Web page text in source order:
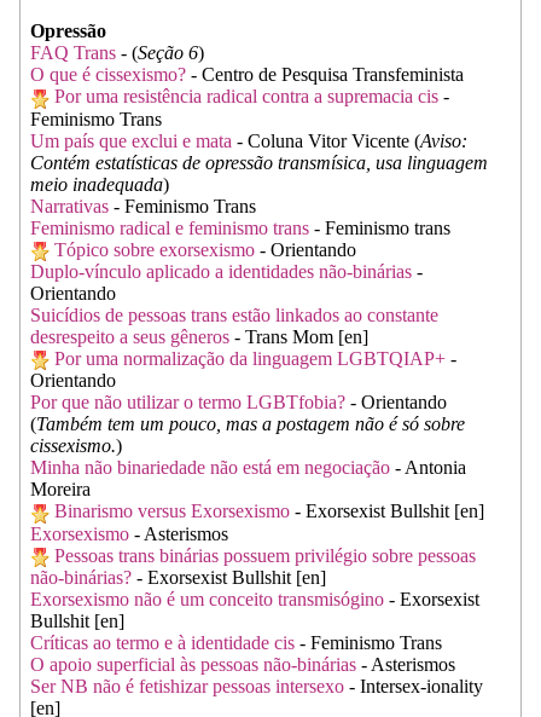
Opressão
FAQ Trans - (Seção 6)
O que é cissexismo? - Centro de Pesquisa Transfeminista
Por uma resistência radical contra a supremacia cis -
Feminismo Trans
Um país que exclui e mata - Coluna Vitor Vicente (Aviso:
Contém estatísticas de opressão transmísica, usa linguagem
meio inadequada)
Narrativas - Feminismo Trans
Feminismo radical e feminismo trans - Feminismo trans
Tópico sobre exorsexismo - Orientando
Duplo-vínculo aplicado a identidades não-binárias -
Orientando
Suicídios de pessoas trans estão linkados ao constante
desrespeito a seus gêneros - Trans Mom [en]
Por uma normalização da linguagem LGBTQIAP+ -
Orientando
Por que não utilizar o termo LGBTfobia? - Orientando
(Também tem um pouco, mas a postagem não é só sobre
cissexismo.)
Minha não binariedade não está em negociação - Antonia
Moreira
Binarismo versus Exorsexismo - Exorsexist Bullshit [en]
Exorsexismo - Asterismos
Pessoas trans binárias possuem privilégio sobre pessoas
não-binárias? - Exorsexist Bullshit [en]
Exorsexismo não é um conceito transmisógino - Exorsexist
Bullshit [en]
Críticas ao termo e à identidade cis - Feminismo Trans
O apoio superficial às pessoas não-binárias - Asterismos
Ser NB não é fetishizar pessoas intersexo - Intersex-ionality
[en]